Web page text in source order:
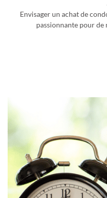
Envisager un achat de
passionnante pour de